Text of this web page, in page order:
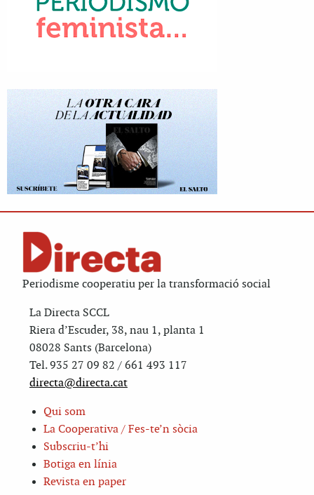
Periodisme cooperatiu per la transformació social
La Directa SCCL
Riera d’Escuder, 38, nau 1, planta 1
08028 Sants (Barcelona)
Tel. 935 27 09 82 / 661 493 117
directa@directa.cat
Qui som
La Cooperativa / Fes-te’n sòcia
Subscriu-t’hi
Botiga en línia
Revista en paper